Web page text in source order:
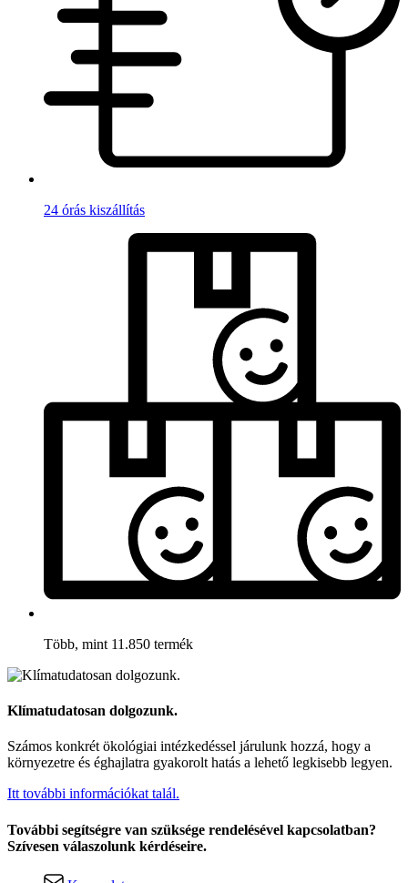
24 órás kiszállítás
Több, mint 11.850 termék
Klímatudatosan dolgozunk.
Számos konkrét ökológiai intézkedéssel járulunk hozzá, hogy a
környezetre és éghajlatra gyakorolt hatás a lehető legkisebb legyen.
Itt további információkat talál.
További segítségre van szüksége rendelésével kapcsolatban?
Szívesen válaszolunk kérdéseire.